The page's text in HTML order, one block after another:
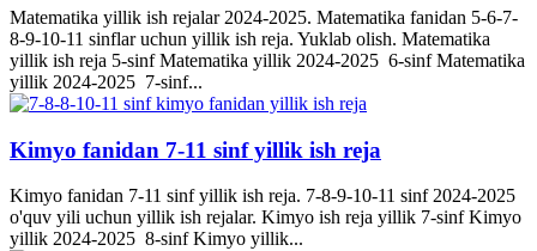
Matematika yillik ish rejalar 2024-2025. Matematika fanidan 5-6-7-
8-9-10-11 sinflar uchun yillik ish reja. Yuklab olish. Matematika
yillik ish reja 5-sinf Matematika yillik 2024-2025 6-sinf Matematika
yillik 2024-2025 7-sinf...
Kimyo fanidan 7-11 sinf yillik ish reja
Kimyo fanidan 7-11 sinf yillik ish reja. 7-8-9-10-11 sinf 2024-2025
o'quv yili uchun yillik ish rejalar. Kimyo ish reja yillik 7-sinf Kimyo
yillik 2024-2025 8-sinf Kimyo yillik...